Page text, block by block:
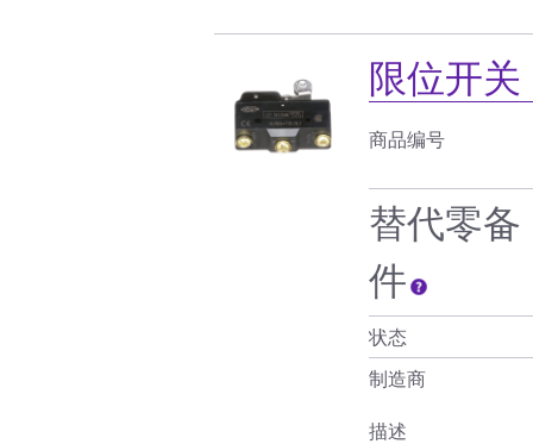
限位开关
商品编号
替代零备
件
状态
制造商
描述